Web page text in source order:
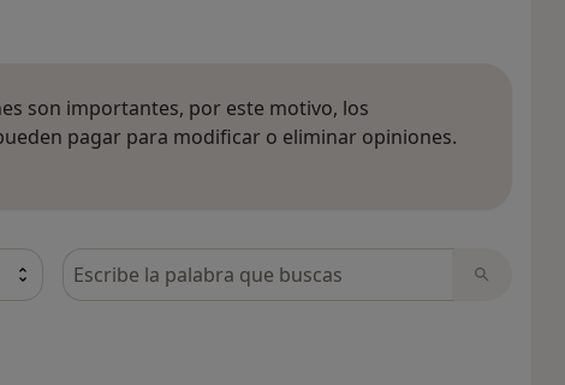
son importantes, por este motivo, los
pagar para modificar o eliminar opiniones.
Busca en opiniones